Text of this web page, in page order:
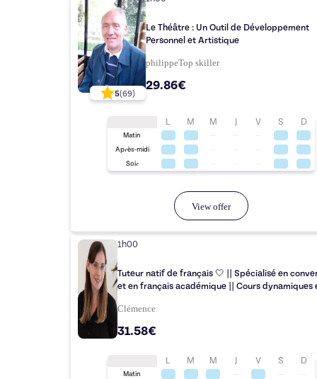
5(69)
Le Théâtre : Un Outil de Développement
Personnel et Artistique
philippeTop skiller
29.86€
L M M J V S D
Matin
Après-midi
Soir
View offer
1h00
Tuteur natif de français 🤍️ || Spécialisé en
et en français académique || Cours dynamiques
Clémence
31.58€
L M M J V S D
Matin